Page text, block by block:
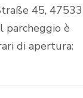
45, 47533
parcheggio è
di apertura: